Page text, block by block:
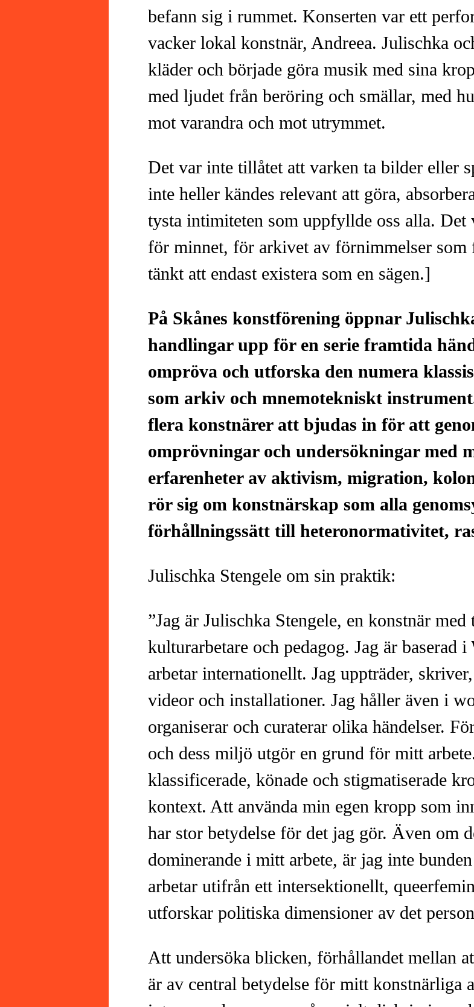
befann sig i rummet. Konserten var ett
vacker lokal konstnär, Andreea. Julischka
kläder och började göra musik med sina
med ljudet från beröring och smällar, med
mot varandra och mot utrymmet.
Det var inte tillåtet att varken ta bilder eller
inte heller kändes relevant att göra,
tysta intimiteten som uppfyllde oss alla. Det
för minnet, för arkivet av förnimmelser som
tänkt att endast existera som en sägen.]
På Skånes konstförening öppnar
handlingar upp för en serie framtida
ompröva och utforska den numera
som arkiv och mnemotekniskt
flera konstnärer att bjudas in för att
omprövningar och undersökningar med
erfarenheter av aktivism, migration,
rör sig om konstnärskap som alla
förhållningssätt till heteronormativitet,
Julischka Stengele om sin praktik:
”Jag är Julischka Stengele, en konstnär
kulturarbetare och pedagog. Jag är baserad
arbetar internationellt. Jag uppträder,
videor och installationer. Jag håller även i
organiserar och curaterar olika händelser.
och dess miljö utgör en grund för mitt
klassificerade, könade och stigmatiserade
kontext. Att använda min egen kropp som
har stor betydelse för det jag gör. Även om
dominerande i mitt arbete, är jag inte
arbetar utifrån ett intersektionellt,
utforskar politiska dimensioner av det
Att undersöka blicken, förhållandet mellan
är av central betydelse för mitt konstnärliga